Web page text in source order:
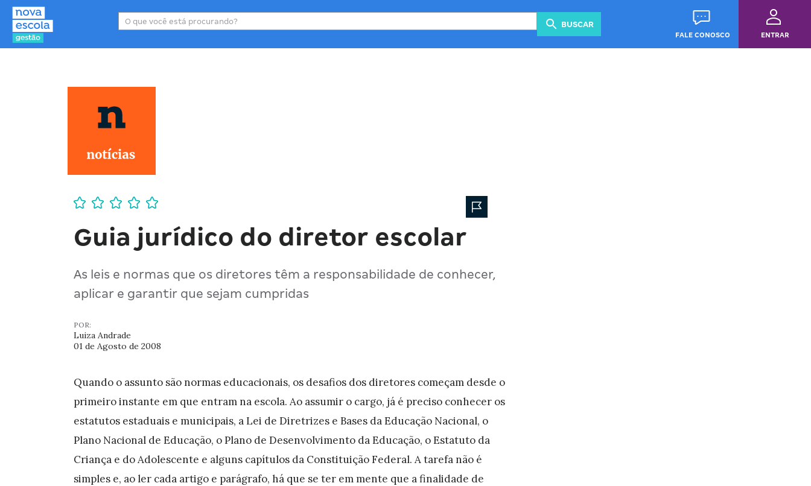
BUSCAR
FALE CONOSCO ENTRAR
Área de atuação Planejamento Minha Escola Equipe e comunidade Revista
Guia jurídico do diretor escolar
As leis e normas que os diretores têm a responsabilidade de conhecer,
aplicar e garantir que sejam cumpridas
POR:
Luiza Andrade
01 de Agosto de 2008
Quando o assunto são normas educacionais, os desafios dos diretores começam desde o
primeiro instante em que entram na escola. Ao assumir o cargo, já é preciso conhecer os
estatutos estaduais e municipais, a Lei de Diretrizes e Bases da Educação Nacional, o
Plano Nacional de Educação, o Plano de Desenvolvimento da Educação, o Estatuto da
Criança e do Adolescente e alguns capítulos da Constituição Federal. A tarefa não é
simples e, ao ler cada artigo e parágrafo, há que se ter em mente que a finalidade de